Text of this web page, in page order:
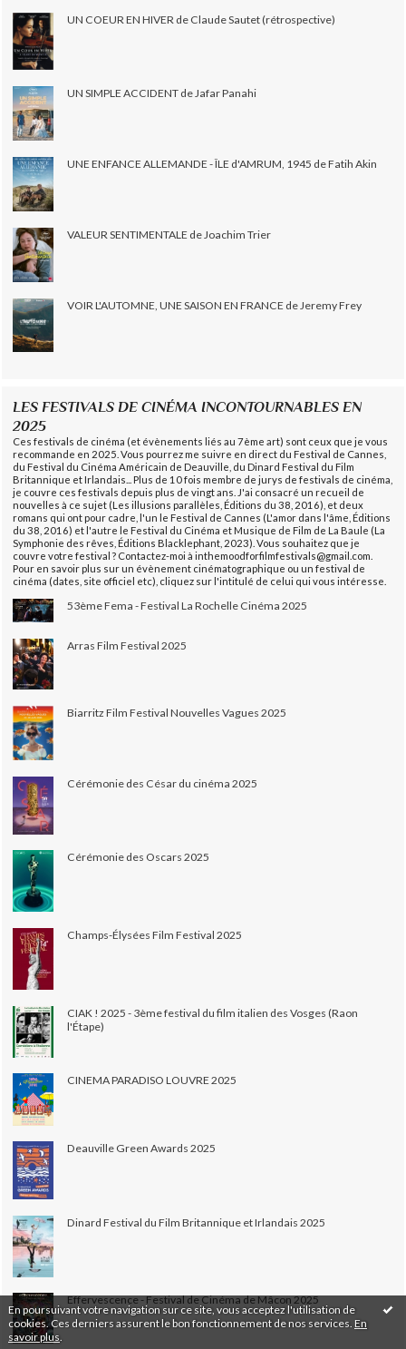
En poursuivant votre navigation sur ce site, vous acceptez l'utilisation de
cookies. Ces derniers assurent le bon fonctionnement de nos services. En
savoir plus
UN COEUR EN HIVER de Claude Sautet (rétrospective)
UN SIMPLE ACCIDENT de Jafar Panahi
UNE ENFANCE ALLEMANDE - ÎLE d'AMRUM, 1945 de Fatih Akin
VALEUR SENTIMENTALE de Joachim Trier
VOIR L'AUTOMNE, UNE SAISON EN FRANCE de Jeremy Frey
LES FESTIVALS DE CINÉMA INCONTOURNABLES EN
2025
Ces festivals de cinéma (et évènements liés au 7ème art) sont ceux que je vous
recommande en 2025. Vous pourrez me suivre en direct du Festival de Cannes,
du Festival du Cinéma Américain de Deauville, du Dinard Festival du Film
Britannique et Irlandais... Plus de 10 fois membre de jurys de festivals de cinéma,
je couvre ces festivals depuis plus de vingt ans. J'ai consacré un recueil de
nouvelles à ce sujet (Les illusions parallèles, Éditions du 38, 2016), et deux
romans qui ont pour cadre, l'un le Festival de Cannes (L'amor dans l'âme, Éditions
du 38, 2016) et l'autre le Festival du Cinéma et Musique de Film de La Baule (La
Symphonie des rêves, Éditions Blacklephant, 2023). Vous souhaitez que je
couvre votre festival ? Contactez-moi à inthemoodforfilmfestivals@gmail.com.
Pour en savoir plus sur un évènement cinématographique ou un festival de
cinéma (dates, site officiel etc), cliquez sur l'intitulé de celui qui vous intéresse.
53ème Fema - Festival La Rochelle Cinéma 2025
Arras Film Festival 2025
Biarritz Film Festival Nouvelles Vagues 2025
Cérémonie des César du cinéma 2025
Cérémonie des Oscars 2025
Champs-Élysées Film Festival 2025
CIAK ! 2025 - 3ème festival du film italien des Vosges (Raon
l'Étape)
CINEMA PARADISO LOUVRE 2025
Deauville Green Awards 2025
Dinard Festival du Film Britannique et Irlandais 2025
Effervescence - Festival de Cinéma de Mâcon 2025